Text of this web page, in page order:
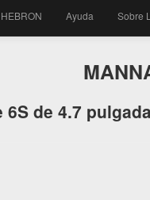
HEBRON Ayuda Sobre
de 4.7